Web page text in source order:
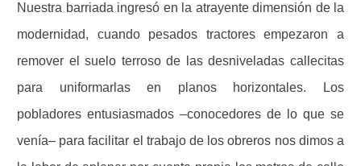
Nuestra barriada ingresó en la atrayente dimensión de la
modernidad, cuando pesados tractores empezaron a
remover el suelo terroso de las desniveladas callecitas
para uniformarlas en planos horizontales. Los
pobladores entusiasmados –conocedores de lo que se
venía– para facilitar el trabajo de los obreros nos dimos a